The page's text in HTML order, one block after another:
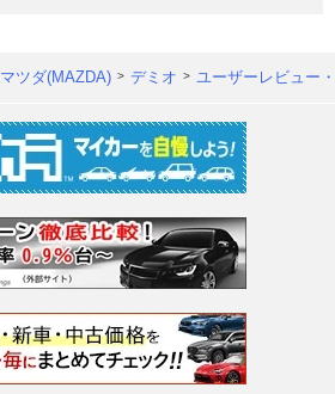
マツダ(MAZDA) デミオ ユーザーレビュー